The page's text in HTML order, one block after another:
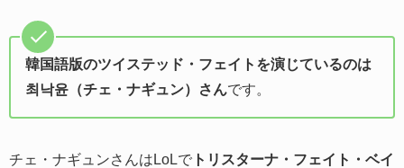
韓国語版のツイステッド・フェイトを演じているのは
최낙윤（チェ・ナギュン）さんです。
チェ・ナギュンさんはLoLで トリスターナ・フェイト・ベイ